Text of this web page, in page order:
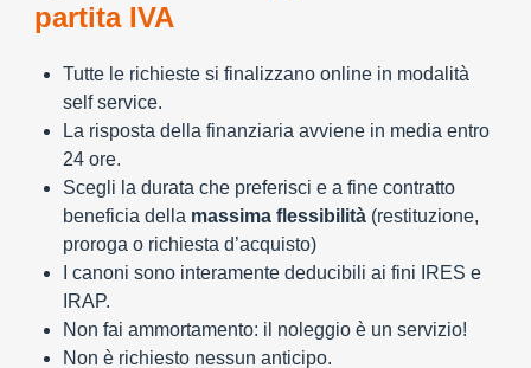
partita IVA
Tutte le richieste si finalizzano online in modalità
self service.
La risposta della finanziaria avviene in media entro
24 ore.
Scegli la durata che preferisci e a fine contratto
beneficia della massima flessibilità (restituzione,
proroga o richiesta d’acquisto)
I canoni sono interamente deducibili ai fini IRES e
IRAP.
Non fai ammortamento: il noleggio è un servizio!
Non è richiesto nessun anticipo.